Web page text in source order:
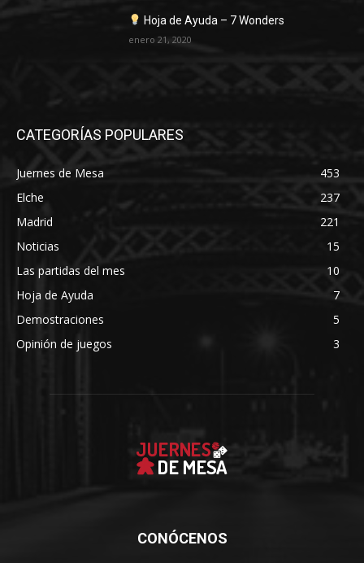
Hoja de Ayuda – 7 Wonders
enero 21, 2020
CATEGORÍAS POPULARES
Juernes de Mesa
453
Elche
237
Madrid
221
Noticias
15
Las partidas del mes
10
Hoja de Ayuda
7
Demostraciones
5
Opinión de juegos
3
CONÓCENOS